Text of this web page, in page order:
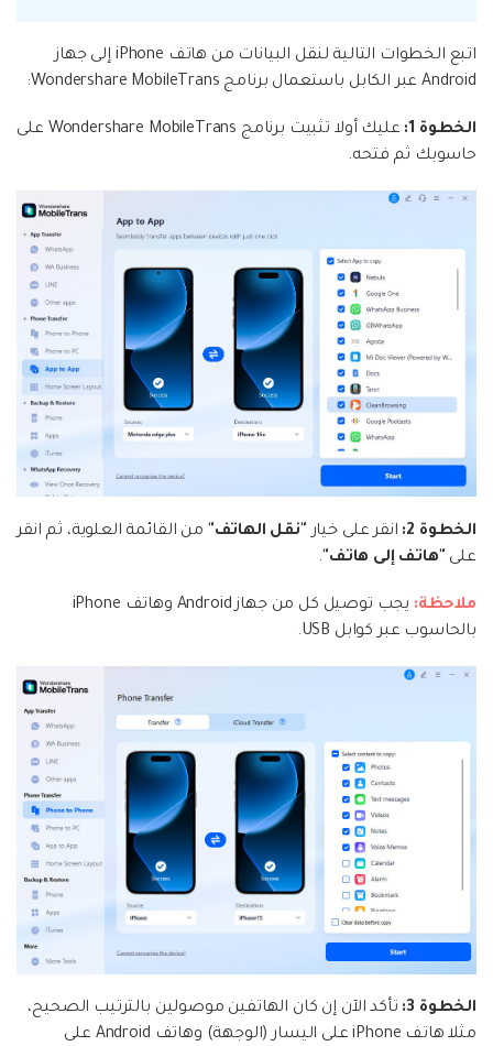
اتبع الخطوات التالية لنقل البيانات من هاتف iPhone إلى جهاز
Android عبر الكابل باستعمال برنامج Wondershare MobileTrans:
الخطوة 1:
عليك أولا تثبيت برنامج Wondershare MobileTrans على
حاسوبك ثم فتحه.
الخطوة 2: انقر على خيار "نقل الهاتف" من القائمة العلوية، ثم انقر
على "هاتف إلى هاتف".
ملاحظة:
يجب توصيل كل من جهاز Android وهاتف iPhone
بالحاسوب عبر كوابل USB.
الخطوة 3:
تأكد الآن إن كان الهاتفين موصولين بالترتيب الصحيح،
مثلا هاتف iPhone على اليسار (الوجهة) وهاتف Android على